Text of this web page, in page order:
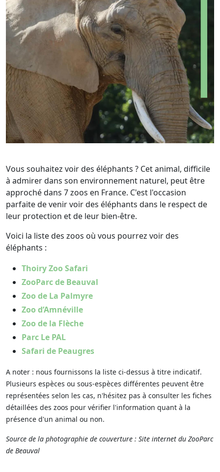
Vous souhaitez voir des éléphants ? Cet animal, difficile
à admirer dans son environnement naturel, peut être
approché dans 7 zoos en France. C'est l'occasion
parfaite de venir voir des éléphants dans le respect de
leur protection et de leur bien-être.
Voici la liste des zoos où vous pourrez voir des
éléphants :
Thoiry Zoo Safari
ZooParc de Beauval
Zoo de La Palmyre
Zoo d’Amnéville
Zoo de la Flèche
Parc Le PAL
Safari de Peaugres
A noter : nous fournissons la liste ci-dessus à titre indicatif.
Plusieurs espèces ou sous-espèces différentes peuvent être
représentées selon les cas, n'hésitez pas à consulter les fiches
détaillées des zoos pour vérifier l'information quant à la
présence d'un animal ou non.
Source de la photographie de couverture : Site internet du ZooParc
de Beauval